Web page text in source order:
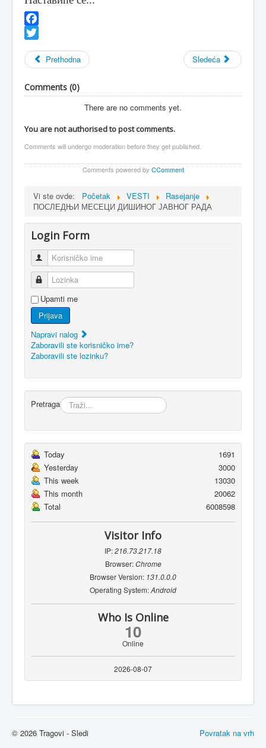
Facebook
Prethodna
Sledeća
Comments (0)
There are no comments yet.
You are not authorised to post comments.
Comments will undergo moderation before they get published.
Comments powered by CComment
Vi ste ovde: Početak VESTI
Rasejanje
ПОСЛЕДЊИ МЕСЕЦИ ДИШИНОГ ЈАВНОГ РАДА
Login Form
Korisničko ime
Lozinka
Upamti me
Prijava
Napravi nalog
Zaboravili ste korisničko ime?
Zaboravili ste lozinku?
Pretraga
Today
1691
Yesterday
3000
This week
13030
This month
20062
Total
6008598
Visitor Info
IP:216.73.217.18
Browser:Chrome
Browser Version: 131.0.0.0
Operating System:Android
Who Is Online
10
Online
2026-08-07
Povratak na vrh
© 2026 Tragovi - Sledi